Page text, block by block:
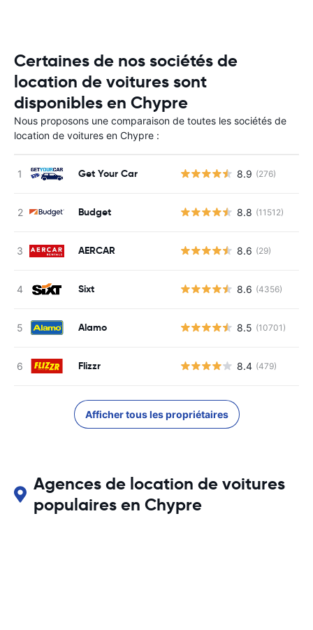
Certaines de nos sociétés de
location de voitures sont
disponibles en Chypre
Nous proposons une comparaison de toutes les sociétés de
location de voitures en Chypre :
Get Your Car 8.9 (276)
Budget 8.8 (11512)
AERCAR 8.6 (29)
Sixt 8.6 (4356)
Alamo 8.5 (10701)
Flizzr 8.4 (479)
Afficher tous les propriétaires
Agences de location de voitures
populaires en Chypre